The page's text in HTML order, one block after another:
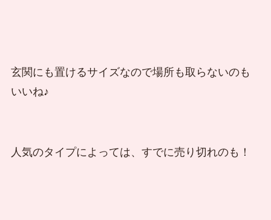
玄関にも置けるサイズなので場所も取らないのも
いいね♪
人気のタイプによっては、すでに売り切れのも！